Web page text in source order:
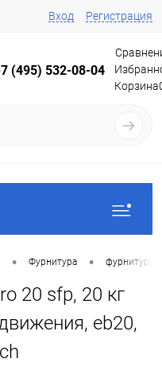
Вход Регистрация
(495) 532-08-04
Корзина
• Фурнитура • фурнитура
20 sfp, 20 кг
eb20,